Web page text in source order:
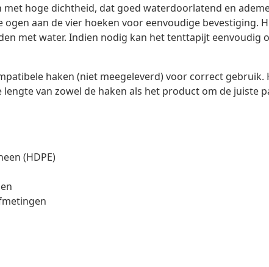
hoge dichtheid, dat goed waterdoorlatend en
aan de vier hoeken voor eenvoudige bevestiging.
met water. Indien nodig kan het tenttapijt eenvoudig
haken (niet meegeleverd) voor correct gebruik.
van zowel de haken als het product om de juiste
(HDPE)